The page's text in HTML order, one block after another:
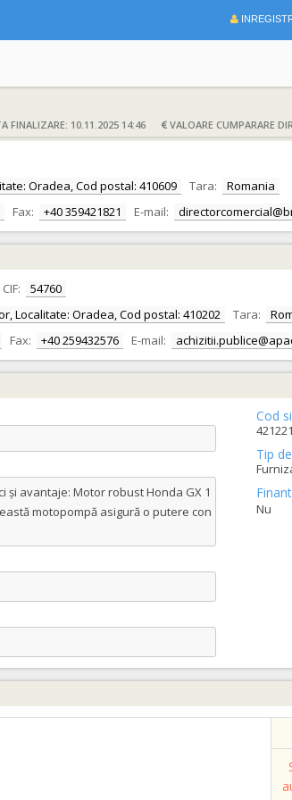
FINALIZARE: 10.11.2025 14:46 VALOARE CUMPARARE
Oradea, Cod postal: 410609 Tara:
Romania
Fax: +40 359421821 E-mail:
CIF:
54760
Localitate: Oradea, Cod postal: 410202 Tara:
Fax: +40 259432576 E-mail:
și avantaje: Motor robust Honda GX 1
motopompă asigură o putere con
Cod
Tip
Nu